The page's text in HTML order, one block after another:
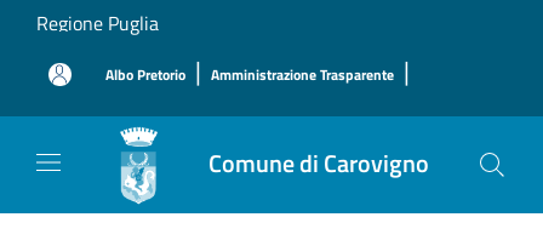
Salta al contenuto principale
Regione Puglia
Albo Pretorio | Amministrazione Trasparente |
Comune di Carovigno